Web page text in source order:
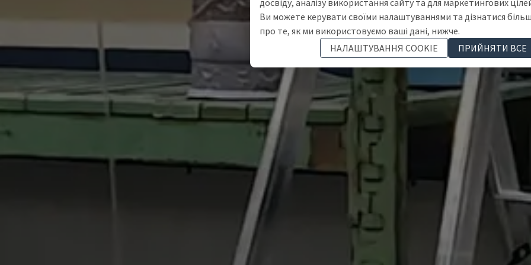
досвіду, аналізу використання сайту та для маркетингових
Ви можете керувати своїми налаштуваннями та дізнатися
про те, як ми використовуємо ваші дані, нижче.
НАЛАШТУВАННЯ COOKIE
ПРИЙНЯТИ ВСЕ